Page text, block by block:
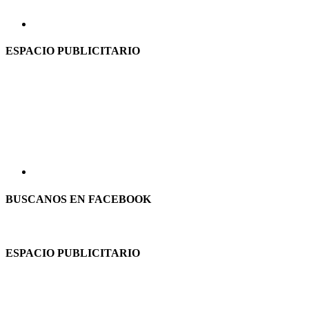
ESPACIO PUBLICITARIO
BUSCANOS EN FACEBOOK
ESPACIO PUBLICITARIO